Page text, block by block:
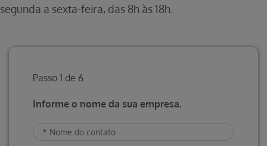
segunda a sexta-feira, das 8h às 18h.
Passo 1 de 6
Informe o nome da sua empresa.